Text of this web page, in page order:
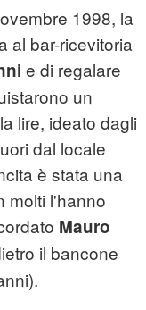
1998, la
al bar-ricevitoria
e di regalare
un
lire, ideato dagli
dal locale
è stata una
molti l'hanno
Mauro
il bancone